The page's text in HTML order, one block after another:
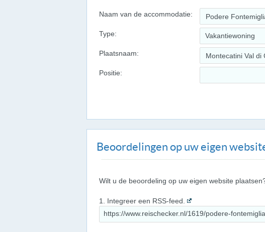
Naam van de accommodatie:
Type: Vakantiewoning
Plaatsnaam:
Positie:
Beoordelingen op uw eigen
Wilt u de beoordeling op uw eigen website
1. Integreer een RSS-feed.